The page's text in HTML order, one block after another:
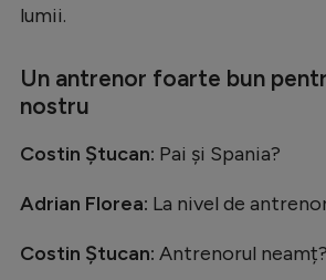
lumii.
Un antrenor foarte bun
nostru
Costin Ștucan: Pai și Spania?
Adrian Florea: La nivel de
Costin Ștucan: Antrenorul neamț?